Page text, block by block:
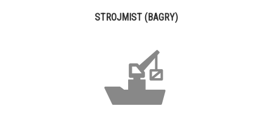
STROJMIST (BAGRY)